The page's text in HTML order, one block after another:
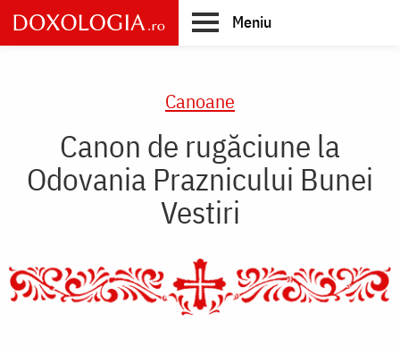
Skip
to
main
Meniu
Canoane
Canon de rugăciune la
Odovania Praznicului Bunei
Vestiri